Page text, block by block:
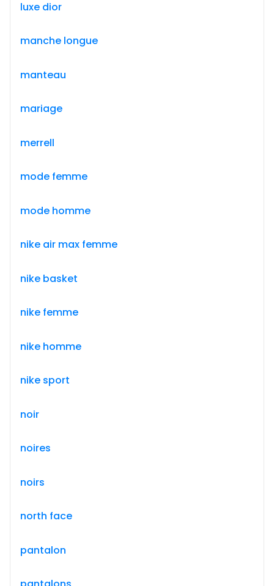
luxe dior
manche longue
manteau
mariage
merrell
mode femme
mode homme
nike air max femme
nike basket
nike femme
nike homme
nike sport
noir
noires
noirs
north face
pantalon